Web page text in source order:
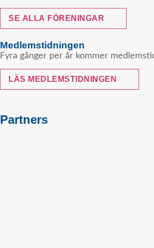
SE ALLA FÖRENINGAR
Medlemstidningen
Fyra gånger per år kommer
LÄS MEDLEMSTIDNINGEN
Partners